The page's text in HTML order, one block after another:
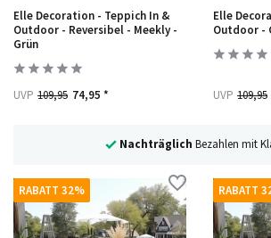
Elle Decoration - Teppich In &
Outdoor - Reversibel - Meekly -
Grün
UVP 109,95 74,95 *
Elle
Outdoor -
UVP 109,95
NachträglichBezahlen mit
RABATT 32% RABATT